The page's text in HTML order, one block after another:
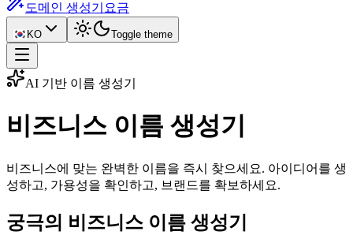
도메인 생성기 요금
KO Toggle theme
AI 기반 이름 생성기
비즈니스 이름 생성기
비즈니스에 맞는 완벽한 이름을 즉시 찾으세요. 아이디어를 생
성하고, 가용성을 확인하고, 브랜드를 확보하세요.
궁극의 비즈니스 이름 생성기